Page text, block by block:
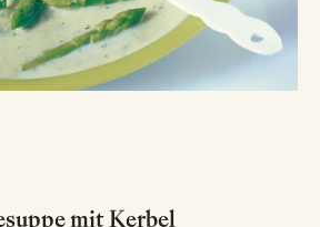
mit Kerbel